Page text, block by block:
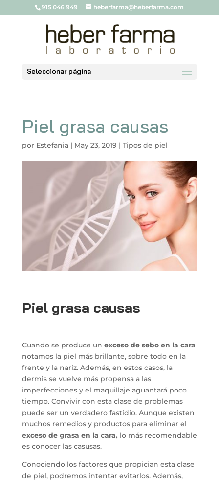
915 046 949 heberfarma@heberfarma.com
Seleccionar página
Piel grasa causas
por Estefania| May 23, 2019 | Tipos de piel
Piel grasa causas
Cuando se produce un exceso de sebo en la cara
notamos la piel más brillante, sobre todo en la
frente y la nariz. Además, en estos casos, la
dermis se vuelve más propensa a las
imperfecciones y el maquillaje aguantará poco
tiempo. Convivir con esta clase de problemas
puede ser un verdadero fastidio. Aunque existen
muchos remedios y productos para eliminar el
exceso de grasa en la cara, lo más recomendable
es conocer las casusas.
Conociendo los factores que propician esta clase
de piel, podremos intentar evitarlos. Además,